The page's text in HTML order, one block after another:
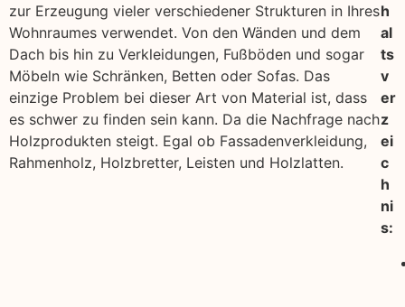
zur Erzeugung vieler verschiedener Strukturen in Ihres
Wohnraumes verwendet. Von den Wänden und dem
Dach bis hin zu Verkleidungen, Fußböden und sogar
Möbeln wie Schränken, Betten oder Sofas. Das
einzige Problem bei dieser Art von Material ist, dass
es schwer zu finden sein kann. Da die Nachfrage nach
Holzprodukten steigt. Egal ob Fassadenverkleidung,
Rahmenholz, Holzbretter, Leisten und Holzlatten.
h
al
ts
v
er
z
ei
c
h
ni
s: